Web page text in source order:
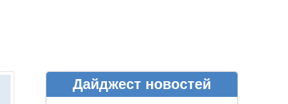
ДАЙДЖЕСТ НОВОСТЕЙДайджест новостей